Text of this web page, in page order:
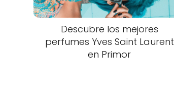
Descubre los mejores
perfumes Yves Saint Laurent
en Primor